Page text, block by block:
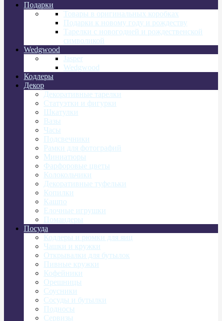
Подарки
Товары в оригинальных коробках
Подарки к новому году и рождеству
Тарелки с новогодней и рождественской
символикой
Wedgwood
Jasper
Wedgwood
Кодлеры
Декор
Декоративные тарелки
Статуэтки и фигурки
Шкатулки
Вазы
Часы
Подсвечники
Рамки для фотографий
Миниатюры
Фарфоровые цветы
Колокольчики
Декоративные туфельки
Копилки
Кашпо
Елочные игрушки
Помандеры
Посуда
Кодлеры и рюмки для яиц
Чашки и кружки
Открывалки для бутылок
Пивные кружки
Кофейники
Орешницы
Соусники
Сосуды и бутылки
Подносы
Сервизы